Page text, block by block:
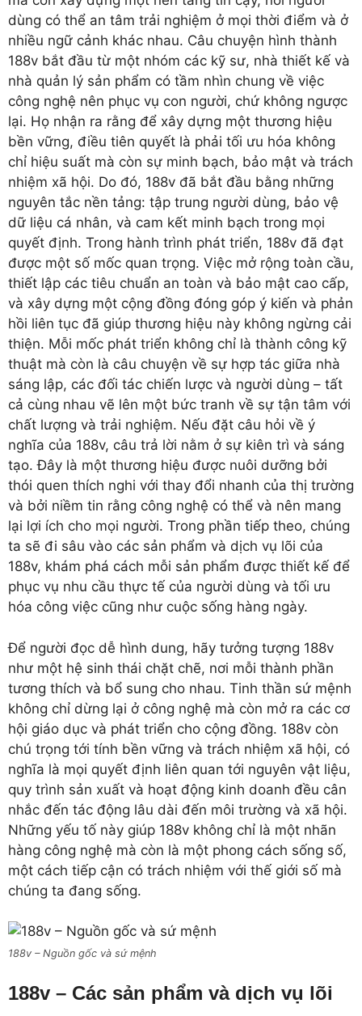
dùng có thể an tâm trải nghiệm ở mọi thời điểm và ở
nhiều ngữ cảnh khác nhau. Câu chuyện hình thành
188v bắt đầu từ một nhóm các kỹ sư, nhà thiết kế và
nhà quản lý sản phẩm có tầm nhìn chung về việc
công nghệ nên phục vụ con người, chứ không ngược
lại. Họ nhận ra rằng để xây dựng một thương hiệu
bền vững, điều tiên quyết là phải tối ưu hóa không
chỉ hiệu suất mà còn sự minh bạch, bảo mật và trách
nhiệm xã hội. Do đó, 188v đã bắt đầu bằng những
nguyên tắc nền tảng: tập trung người dùng, bảo vệ
dữ liệu cá nhân, và cam kết minh bạch trong mọi
quyết định. Trong hành trình phát triển, 188v đã đạt
được một số mốc quan trọng. Việc mở rộng toàn cầu,
thiết lập các tiêu chuẩn an toàn và bảo mật cao cấp,
và xây dựng một cộng đồng đóng góp ý kiến và phản
hồi liên tục đã giúp thương hiệu này không ngừng cải
thiện. Mỗi mốc phát triển không chỉ là thành công kỹ
thuật mà còn là câu chuyện về sự hợp tác giữa nhà
sáng lập, các đối tác chiến lược và người dùng – tất
cả cùng nhau vẽ lên một bức tranh về sự tận tâm với
chất lượng và trải nghiệm. Nếu đặt câu hỏi về ý
nghĩa của 188v, câu trả lời nằm ở sự kiên trì và sáng
tạo. Đây là một thương hiệu được nuôi dưỡng bởi
thói quen thích nghi với thay đổi nhanh của thị trường
và bởi niềm tin rằng công nghệ có thể và nên mang
lại lợi ích cho mọi người. Trong phần tiếp theo, chúng
ta sẽ đi sâu vào các sản phẩm và dịch vụ lõi của
188v, khám phá cách mỗi sản phẩm được thiết kế để
phục vụ nhu cầu thực tế của người dùng và tối ưu
hóa công việc cũng như cuộc sống hàng ngày.
Để người đọc dễ hình dung, hãy tưởng tượng 188v
như một hệ sinh thái chặt chẽ, nơi mỗi thành phần
tương thích và bổ sung cho nhau. Tinh thần sứ mệnh
không chỉ dừng lại ở công nghệ mà còn mở ra các cơ
hội giáo dục và phát triển cho cộng đồng. 188v còn
chú trọng tới tính bền vững và trách nhiệm xã hội, có
nghĩa là mọi quyết định liên quan tới nguyên vật liệu,
quy trình sản xuất và hoạt động kinh doanh đều cân
nhắc đến tác động lâu dài đến môi trường và xã hội.
Những yếu tố này giúp 188v không chỉ là một nhãn
hàng công nghệ mà còn là một phong cách sống số,
một cách tiếp cận có trách nhiệm với thế giới số mà
chúng ta đang sống.
188v – Nguồn gốc và sứ mệnh
188v – Các sản phẩm và dịch vụ lõi